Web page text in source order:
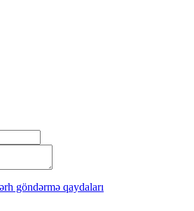
göndərmə qaydaları